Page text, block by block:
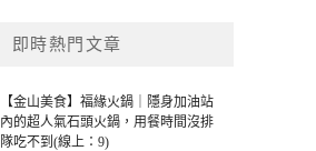
即時熱門文章
【金山美食】福緣火鍋｜隱身加油站
內的超人氣石頭火鍋，用餐時間沒排
隊吃不到(線上：9)